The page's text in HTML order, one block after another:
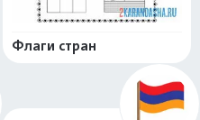
Флаги стран